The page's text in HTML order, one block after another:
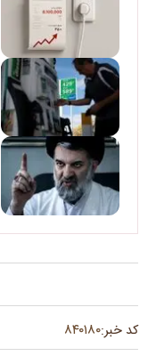
کد خبر:۸۴۰۱۸۰